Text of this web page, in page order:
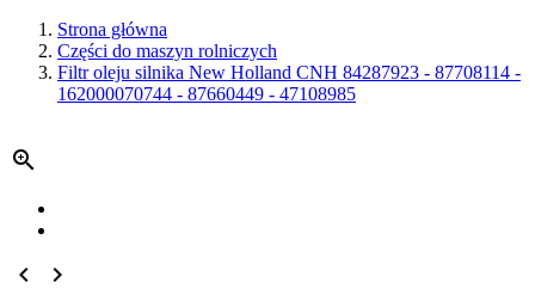
Strona główna
Części do maszyn rolniczych
Filtr oleju silnika New Holland CNH 84287923 - 87708114 -
162000070744 - 87660449 - 47108985

 